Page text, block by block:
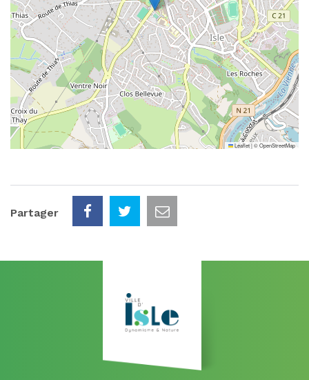
Leaflet|©OpenStreetMap
Partager